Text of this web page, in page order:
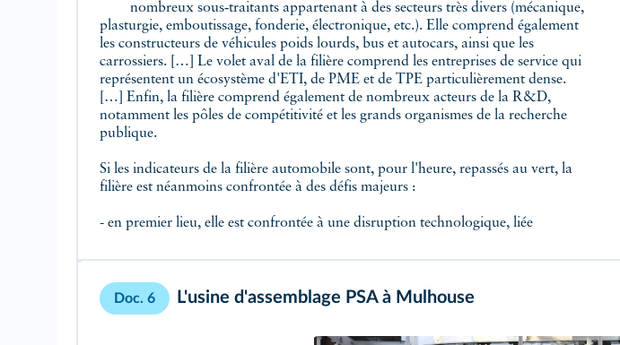
nombreux sous‑traitants appartenant à des secteurs très divers (mécanique,
plasturgie, emboutissage, fonderie, électronique, etc.). Elle comprend également
les constructeurs de véhicules poids lourds, bus et autocars, ainsi que les
carrossiers. […] Le volet aval de la filière comprend les entreprises de service qui
représentent un écosystème d'ETI, de PME et de TPE particulièrement dense.
[…] Enfin, la filière comprend également de nombreux acteurs de la R&D,
notamment les pôles de compétitivité et les grands organismes de la recherche
publique.
Si les indicateurs de la filière automobile sont, pour l'heure, repassés au vert, la
filière est néanmoins confrontée à des défis majeurs :
- en premier lieu, elle est confrontée à une disruption technologique, liée
Doc. 6 L'usine d'assemblage PSA à Mulhouse